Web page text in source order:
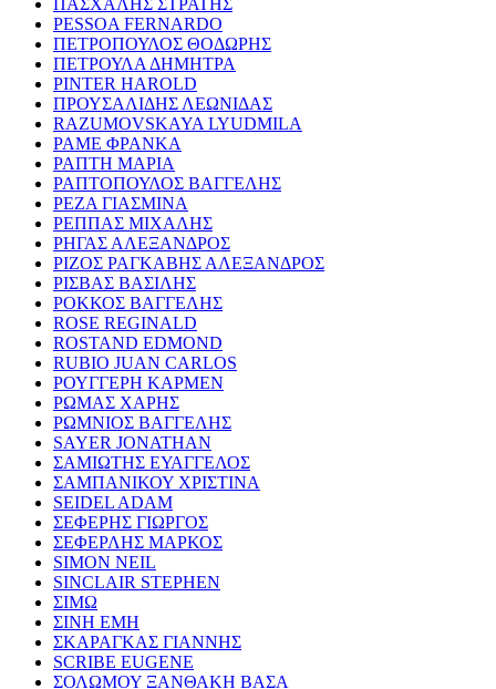
PESSOA FERNARDO
ΠΕΤΡΟΠΟΥΛΟΣ ΘΟΔΩΡΗΣ
ΠΕΤΡΟΥΛΑ ΔΗΜΗΤΡΑ
PINTER HAROLD
ΠΡΟΥΣΑΛΙΔΗΣ ΛΕΩΝΙΔΑΣ
RAZUMOVSKAYA LYUDMILA
ΡΑΜΕ ΦΡΑΝΚΑ
ΡΑΠΤΗ ΜΑΡΙΑ
ΡΑΠΤΟΠΟΥΛΟΣ ΒΑΓΓΕΛΗΣ
ΡΕΖΑ ΓΙΑΣΜΙΝΑ
ΡΕΠΠΑΣ ΜΙΧΑΛΗΣ
ΡΗΓΑΣ ΑΛΕΞΑΝΔΡΟΣ
ΡΙΖΟΣ ΡΑΓΚΑΒΗΣ ΑΛΕΞΑΝΔΡΟΣ
ΡΙΣΒΑΣ ΒΑΣΙΛΗΣ
ΡΟΚΚΟΣ ΒΑΓΓΕΛΗΣ
ROSE REGINALD
ROSTAND EDMOND
RUBIO JUAN CARLOS
ΡΟΥΓΓΕΡΗ ΚΑΡΜΕΝ
ΡΩΜΑΣ ΧΑΡΗΣ
ΡΩΜΝΙΟΣ ΒΑΓΓΕΛΗΣ
SAYER JONATHAN
ΣΑΜΙΩΤΗΣ ΕΥΑΓΓΕΛΟΣ
ΣΑΜΠΑΝΙΚΟΥ ΧΡΙΣΤΙΝΑ
SEIDEL ADAM
ΣΕΦΕΡΗΣ ΓΙΩΡΓΟΣ
ΣΕΦΕΡΛΗΣ ΜΑΡΚΟΣ
SIMON NEIL
SINCLAIR STEPHEN
ΣΙΜΩ
ΣΙΝΗ ΕΜΗ
ΣΚΑΡΑΓΚΑΣ ΓΙΑΝΝΗΣ
SCRIBE EUGENE
ΣΟΛΩΜΟΥ ΞΑΝΘΑΚΗ ΒΑΣΑ